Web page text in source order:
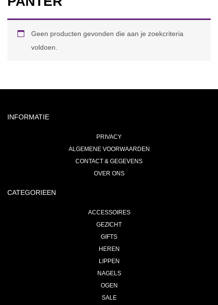
Geen producten gevonden die aan je zoekcriteria
voldoen.
INFORMATIE
PRIVACY
ALGEMENE VOORWAARDEN
CONTACT & GEGEVENS
OVER ONS
CATEGORIEEN
ACCESSOIRES
GEZICHT
GIFTS
HEREN
LIPPEN
NAGELS
OGEN
SALE